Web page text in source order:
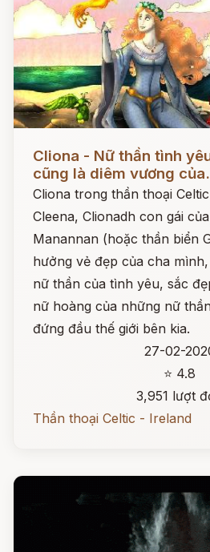
Cliona - Nữ thần tình
cũng là diêm vương
Cliona trong thần thoại
Cleena, Clionadh con gái
Manannan (hoặc thần biển
hưởng vẻ đẹp của cha
nữ thần của tình yêu, sắc
nữ hoàng của những nữ
đứng đầu thế giới bên kia.
27-02-
⭐ 4.8
3,951 lượt
Thần thoại Celtic - Ireland